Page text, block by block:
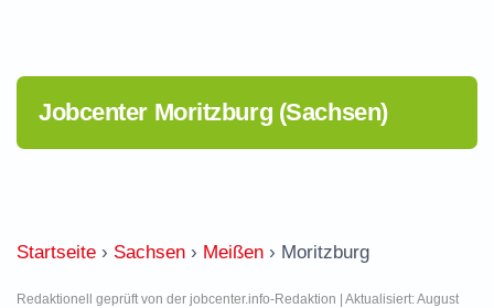
Jobcenter Moritzburg (Sachsen)
Startseite › Sachsen › Meißen › Moritzburg
Redaktionell geprüft von der jobcenter.info-Redaktion | Aktualisiert: August